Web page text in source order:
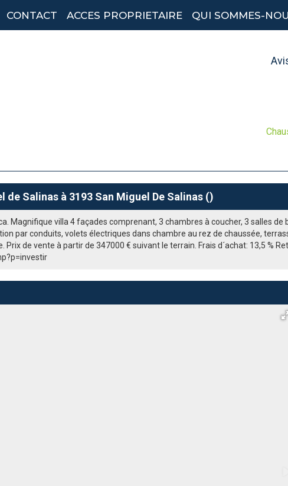
CONTACT ACCES PROPRIETAIRE QUI SOMMES-
de Salinas à 3193 San Miguel De Salinas ()
Magnifique villa 4 façades comprenant, 3 chambres à coucher, 3 salles
par conduits, volets électriques dans chambre au rez de chaussée,
de vente à partir de 347000 € suivant le terrain. Frais d´achat: 13,5 %